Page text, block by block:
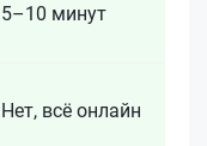
5–10 минут
Нет, всё онлайн